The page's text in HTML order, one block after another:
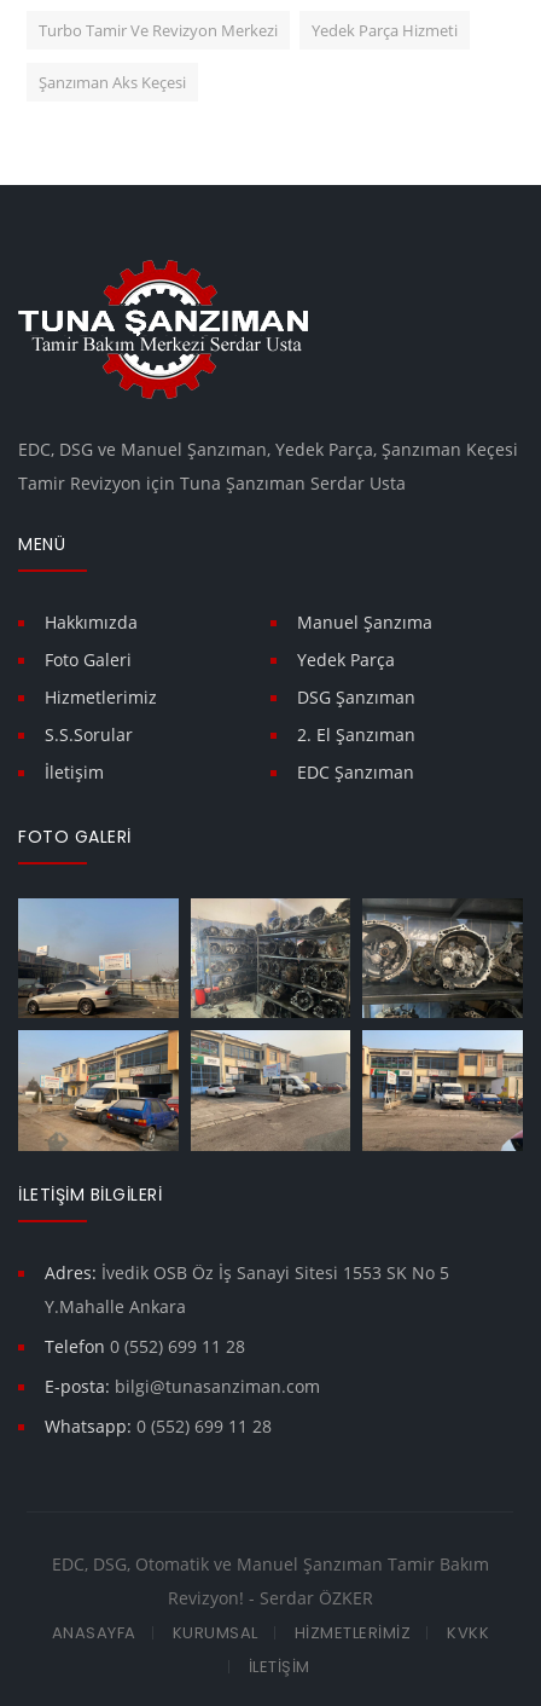
Turbo Tamir Ve Revizyon Merkezi Yedek Parça Hizmeti
Şanzıman Aks Keçesi
EDC, DSG ve Manuel Şanzıman, Yedek Parça, Şanzıman Keçesi
Tamir Revizyon için Tuna Şanzıman Serdar Usta
MENÜ
Hakkımızda
Manuel Şanzıma
Foto Galeri
Yedek Parça
Hizmetlerimiz
DSG Şanzıman
S.S.Sorular
2. El Şanzıman
İletişim
EDC Şanzıman
FOTO GALERI
İLETIŞIM BILGILERI
Adres: İvedik OSB Öz İş Sanayi Sitesi 1553 SK No 5
Y.Mahalle Ankara
Telefon 0 (552) 699 11 28
E-posta: bilgi@tunasanziman.com
Whatsapp: 0 (552) 699 11 28
EDC, DSG, Otomatik ve Manuel Şanzıman Tamir Bakım
Revizyon! - Serdar ÖZKER
ANASAYFA
KURUMSAL HIZMETLERIMIZ
KVKK
İLETIŞIM